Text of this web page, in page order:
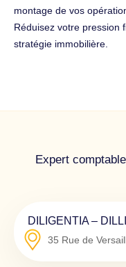
montage de vos
Réduisez votre pression
stratégie immobilière.
Expert
DILIGENTIA –
35 Rue de